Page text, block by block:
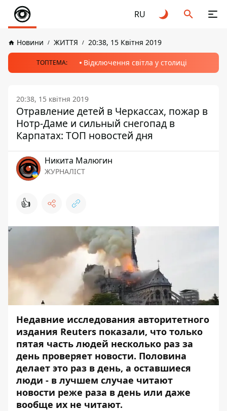
RU
Новини ЖИТТЯ 20:38, 15 Квітня 2019
ТОПТЕМА: Відключення світла у столиці
20:38, 15 квітня 2019
Отравление детей в Черкассах, пожар в
Нотр-Даме и сильный снегопад в
Карпатах: ТОП новостей дня
Никита Малюгин
ЖУРНАЛІСТ
👍
Недавние исследования авторитетного
издания Reuters показали, что только
пятая часть людей несколько раз за
день проверяет новости. Половина
делает это раз в день, а оставшиеся
люди - в лучшем случае читают
новости реже раза в день или даже
вообще их не читают.